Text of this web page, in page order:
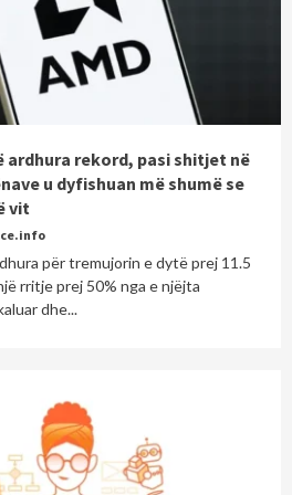
ardhura rekord, pasi shitjet në
u dyfishuan më shumë se
vit
për tremujorin e dytë prej 11.5
rritje prej 50% nga e njëjta
dhe...